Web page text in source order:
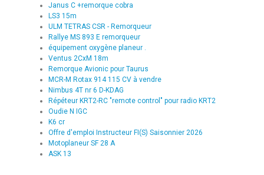
Janus C +remorque cobra
LS3 15m
ULM TETRAS CSR - Remorqueur
Rallye MS 893 E remorqueur
équipement oxygène planeur .
Ventus 2CxM 18m
Remorque Avionic pour Taurus
MCR-M Rotax 914 115 CV à vendre
Nimbus 4T nr 6 D-KDAG
Répéteur KRT2-RC "remote control" pour radio KRT2
Oudie N IGC
K6 cr
Offre d'emploi Instructeur FI(S) Saisonnier 2026
Motoplaneur SF 28 A
ASK 13